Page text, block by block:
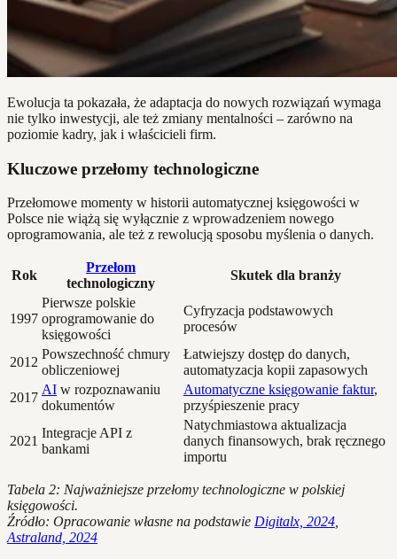
Ewolucja ta pokazała, że adaptacja do nowych rozwiązań wymaga
nie tylko inwestycji, ale też zmiany mentalności – zarówno na
poziomie kadry, jak i właścicieli firm.
Kluczowe przełomy technologiczne
Przełomowe momenty w historii automatycznej księgowości w
Polsce nie wiążą się wyłącznie z wprowadzeniem nowego
oprogramowania, ale też z rewolucją sposobu myślenia o danych.
Rok
Przełom
technologiczny
Skutek dla branży
1997
Pierwsze polskie
oprogramowanie do
księgowości
Cyfryzacja podstawowych
procesów
2012
Powszechność chmury
obliczeniowej
Łatwiejszy dostęp do danych,
automatyzacja kopii zapasowych
2017
AI w rozpoznawaniu
dokumentów
Automatyczne księgowanie faktur,
przyśpieszenie pracy
2021
Integracje API z
bankami
Natychmiastowa aktualizacja
danych finansowych, brak ręcznego
importu
Tabela 2: Najważniejsze przełomy technologiczne w polskiej
księgowości.
Źródło: Opracowanie własne na podstawie Digitalx, 2024
Astraland, 2024